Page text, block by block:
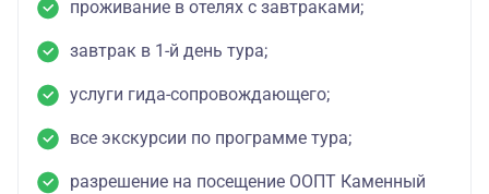
проживание в отелях с завтраками;
завтрак в 1-й день тура;
услуги гида-сопровождающего;
все экскурсии по программе тура;
разрешение на посещение ООПТ Каменный